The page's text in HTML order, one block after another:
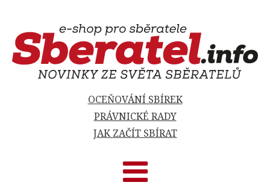
OCEŇOVÁNÍ SBÍREK
PRÁVNICKÉ RADY
JAK ZAČÍT SBÍRAT